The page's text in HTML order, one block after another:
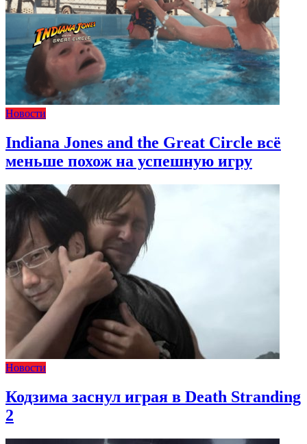
Новости
Indiana Jones and the Great Circle всё
меньше похож на успешную игру
Новости
Кодзима заснул играя в Death Stranding
2